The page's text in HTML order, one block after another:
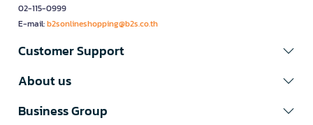
02-115-0999
E-mail:b2sonlineshopping@b2s.co.th
Customer Support
About us
Business Group